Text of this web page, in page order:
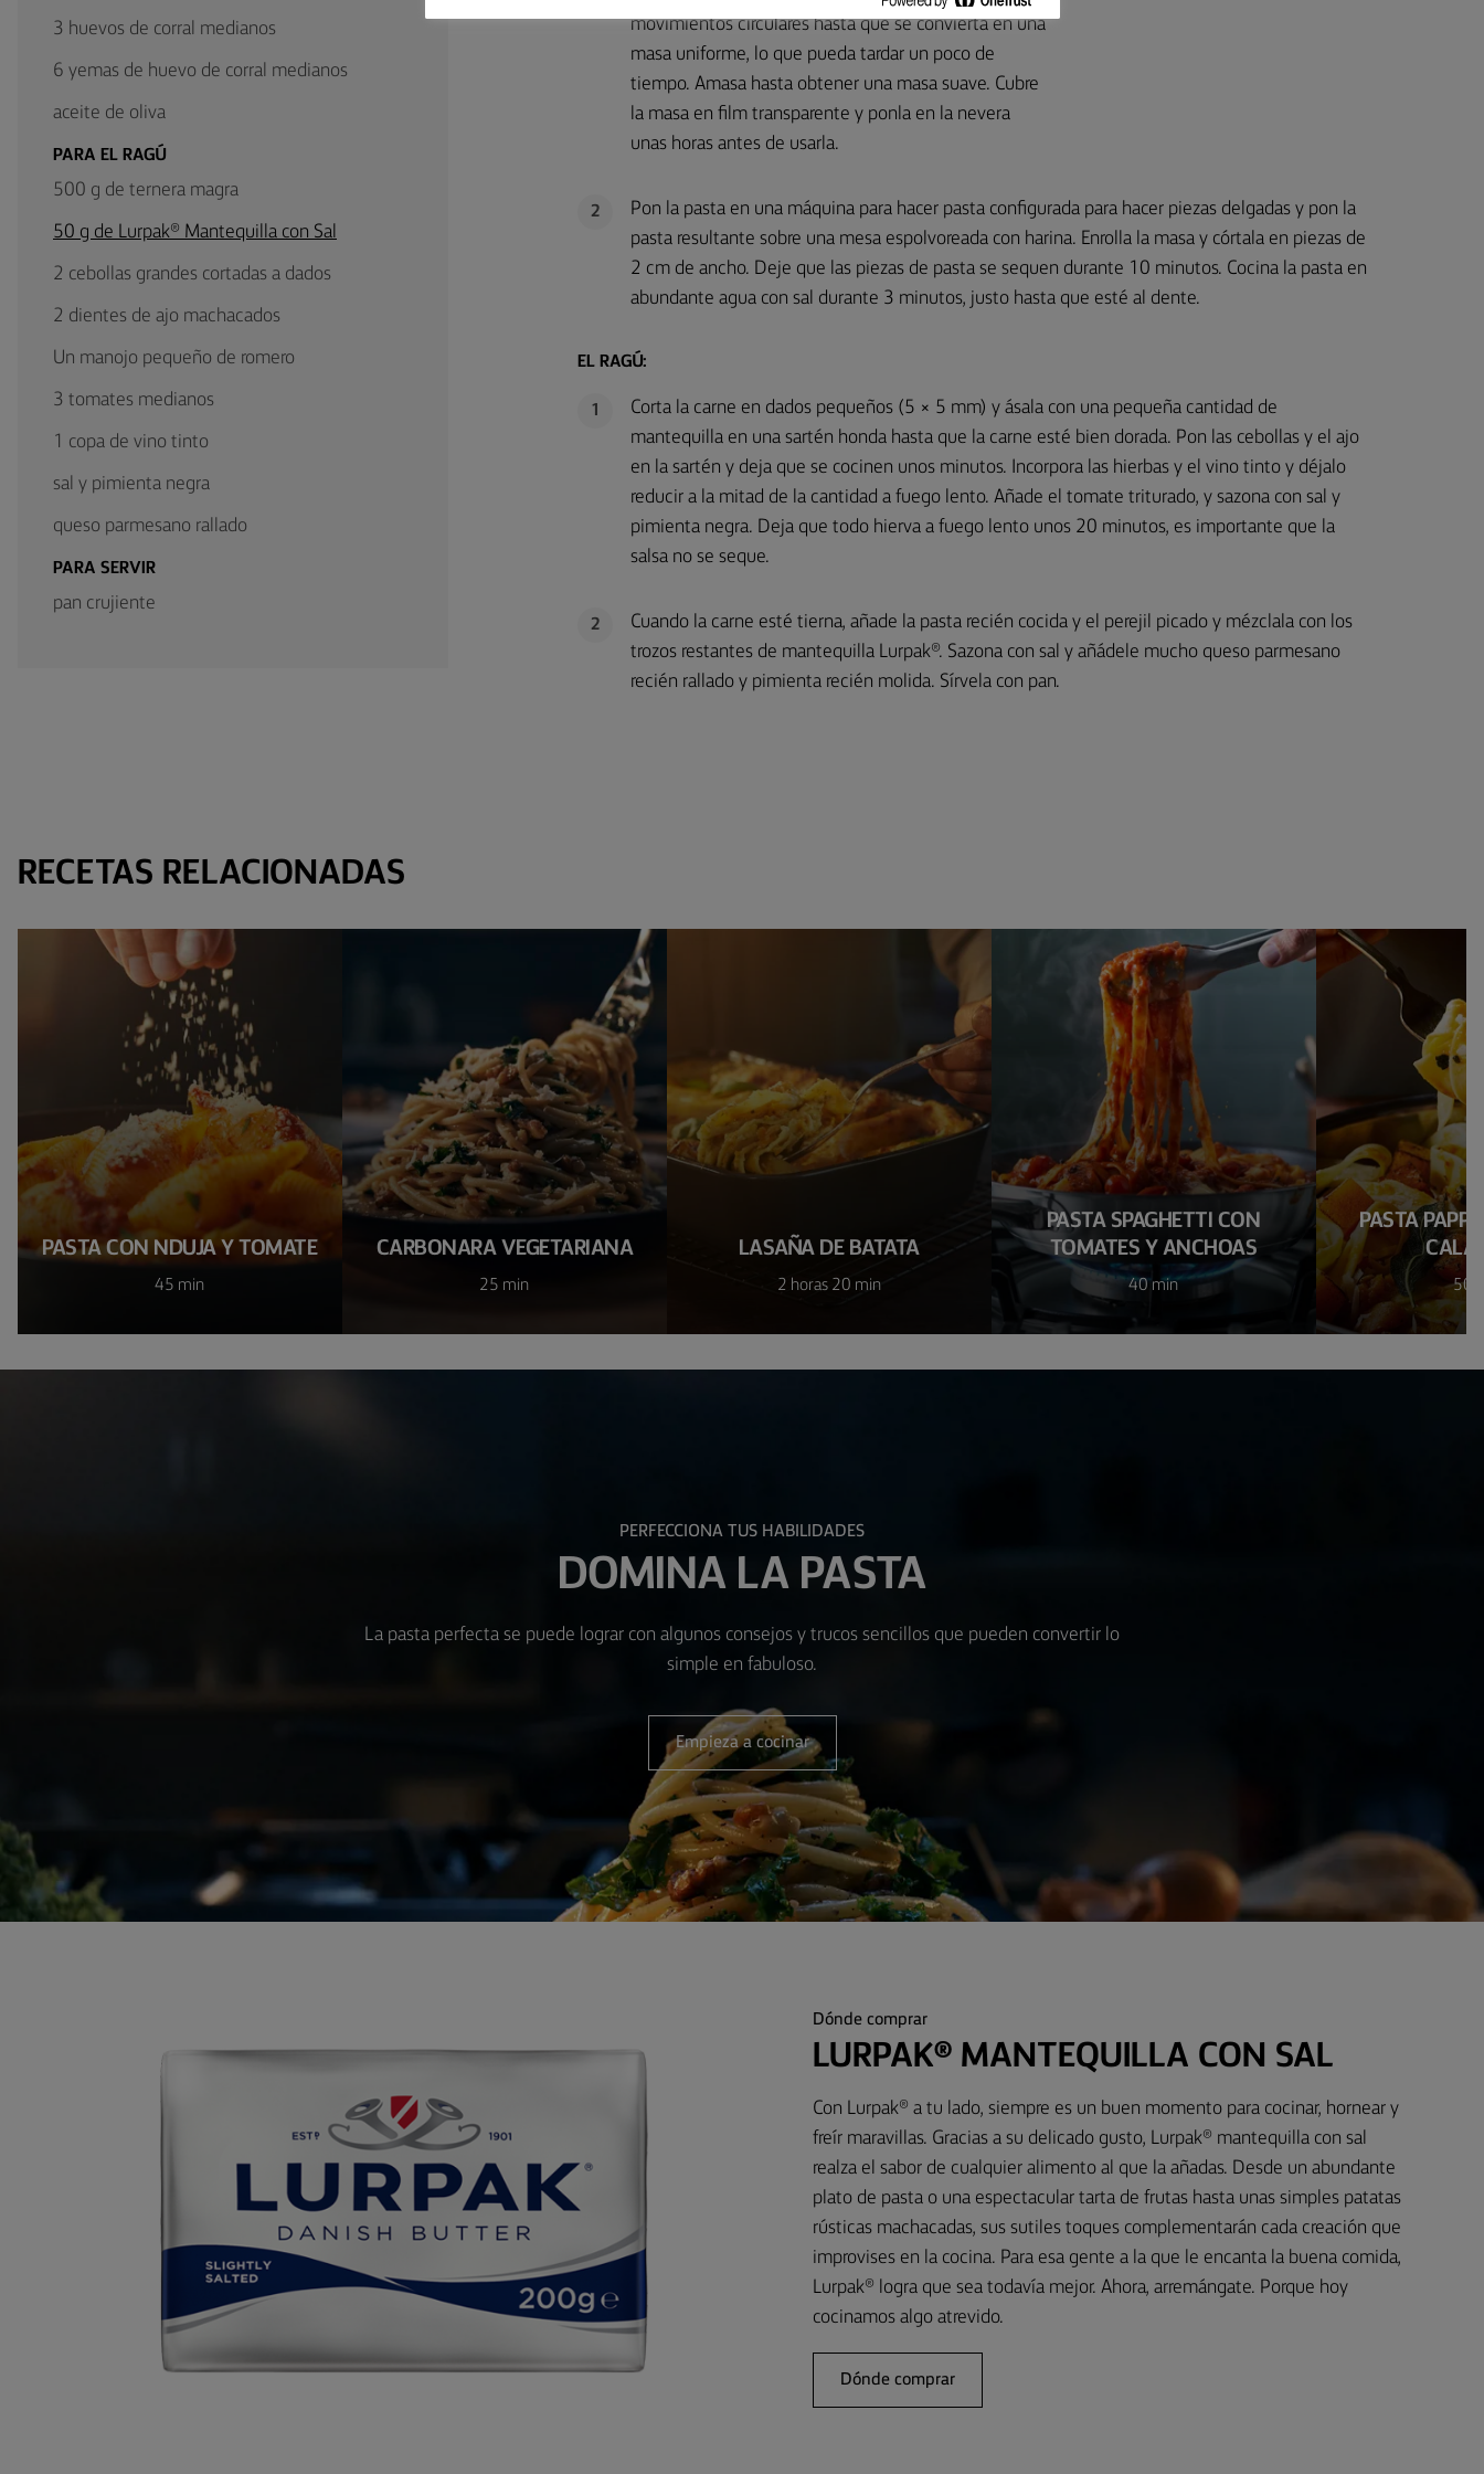
3 huevos de corral medianos
6 yemas de huevo de corral medianos
aceite de oliva
PARA EL RAGÚ
500 g de ternera magra
50 g de Lurpak® Mantequilla con Sal
2 cebollas grandes cortadas a dados
2 dientes de ajo machacados
Un manojo pequeño de romero
3 tomates medianos
1 copa de vino tinto
sal y pimienta negra
queso parmesano rallado
PARA SERVIR
pan crujiente
movimientos circulares hasta que se convierta en una
masa uniforme, lo que pueda tardar un poco de
tiempo. Amasa hasta obtener una masa suave. Cubre
la masa en film transparente y ponla en la nevera
unas horas antes de usarla.
2
Pon la pasta en una máquina para hacer pasta configurada para hacer piezas delgadas y pon la
pasta resultante sobre una mesa espolvoreada con harina. Enrolla la masa y córtala en piezas de
2 cm de ancho. Deje que las piezas de pasta se sequen durante 10 minutos. Cocina la pasta en
abundante agua con sal durante 3 minutos, justo hasta que esté al dente.
EL RAGÚ:
1
Corta la carne en dados pequeños (5 × 5 mm) y ásala con una pequeña cantidad de
mantequilla en una sartén honda hasta que la carne esté bien dorada. Pon las cebollas y el ajo
en la sartén y deja que se cocinen unos minutos. Incorpora las hierbas y el vino tinto y déjalo
reducir a la mitad de la cantidad a fuego lento. Añade el tomate triturado, y sazona con sal y
pimienta negra. Deja que todo hierva a fuego lento unos 20 minutos, es importante que la
salsa no se seque.
2
Cuando la carne esté tierna, añade la pasta recién cocida y el perejil picado y mézclala con los
trozos restantes de mantequilla Lurpak®. Sazona con sal y añádele mucho queso parmesano
recién rallado y pimienta recién molida. Sírvela con pan.
RECETAS RELACIONADAS
PASTA CON NDUJA Y TOMATE
45 min
CARBONARA VEGETARIANA
25 min
LASAÑA DE BATATA
2 horas 20 min
PASTA SPAGHETTI CON
TOMATES Y ANCHOAS
40 min
PASTA
50
PERFECCIONA TUS HABILIDADES
DOMINA LA PASTA
La pasta perfecta se puede lograr con algunos consejos y trucos sencillos que pueden convertir lo
simple en fabuloso.
Empieza a cocinar
Dónde comprar
LURPAK® MANTEQUILLA CON SAL
Con Lurpak® a tu lado, siempre es un buen momento para cocinar, hornear y
freír maravillas. Gracias a su delicado gusto, Lurpak® mantequilla con sal
realza el sabor de cualquier alimento al que la añadas. Desde un abundante
plato de pasta o una espectacular tarta de frutas hasta unas simples patatas
rústicas machacadas, sus sutiles toques complementarán cada creación que
improvises en la cocina. Para esa gente a la que le encanta la buena comida,
Lurpak® logra que sea todavía mejor. Ahora, arremángate. Porque hoy
cocinamos algo atrevido.
Dónde comprar